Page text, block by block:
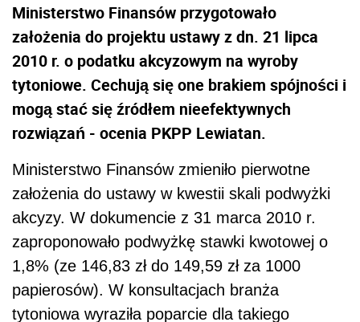
Ministerstwo Finansów przygotowało
założenia do projektu ustawy z dn. 21 lipca
2010 r. o podatku akcyzowym na wyroby
tytoniowe. Cechują się one brakiem spójności i
mogą stać się źródłem nieefektywnych
rozwiązań - ocenia PKPP Lewiatan.
Ministerstwo Finansów zmieniło pierwotne
założenia do ustawy w kwestii skali podwyżki
akcyzy. W dokumencie z 31 marca 2010 r.
zaproponowało podwyżkę stawki kwotowej o
1,8% (ze 146,83 zł do 149,59 zł za 1000
papierosów). W konsultacjach branża
tytoniowa wyraziła poparcie dla takiego